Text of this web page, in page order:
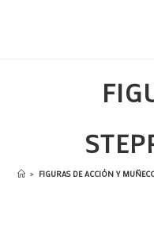
> FIGURAS DE ACCIÓN Y